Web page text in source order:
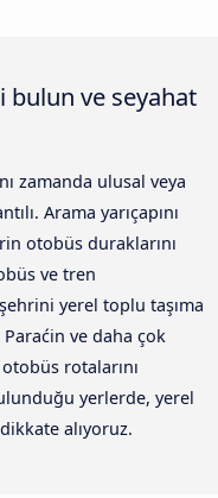
bulun ve seyahat
zamanda ulusal veya
Arama yarıçapını
otobüs duraklarını
ve tren
yerel toplu taşıma
ve daha çok
rotalarını
yerlerde, yerel
alıyoruz.